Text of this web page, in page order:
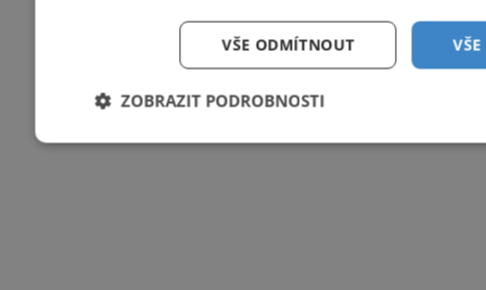
VŠE ODMÍTNOUT
ZOBRAZIT PODROBNOSTI